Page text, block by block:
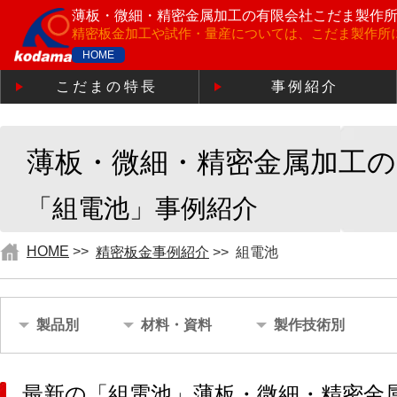
薄板・微細・精密金属加工の有限会社こだま製作所
精密板金加工や試作・量産については、こだま製作所
HOME
こだまの特長 事例紹介
薄板・微細・精密金属加工
「組電池」事例紹介
HOME >> 精密板金事例紹介 >> 組電池
製品別 材料・資料 製作技術別